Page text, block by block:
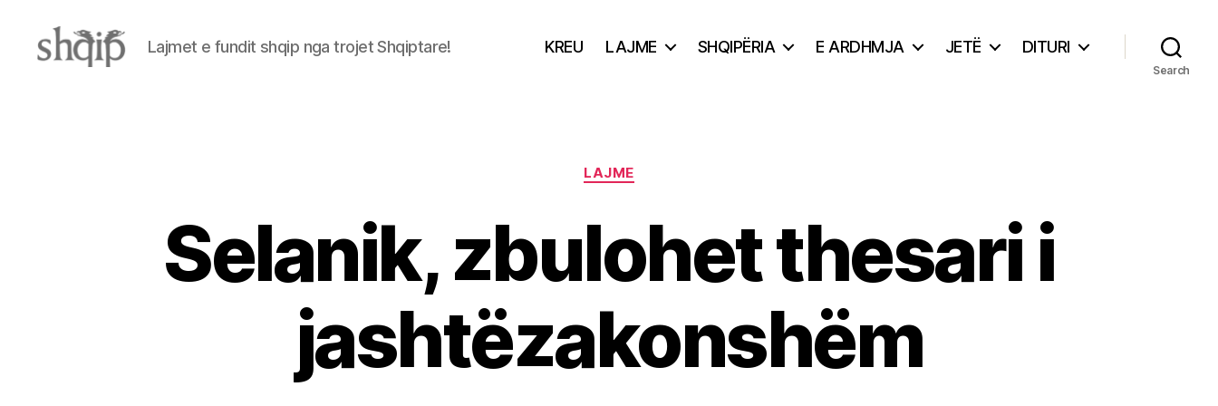
Lajmet e fundit shqip nga trojet Shqiptare! KREU LAJME SHQIPËRIA E ARDHMJA JETË DITURI
Search
Categories
LAJME
Selanik, zbulohet thesari i
jashtëzakonshëm